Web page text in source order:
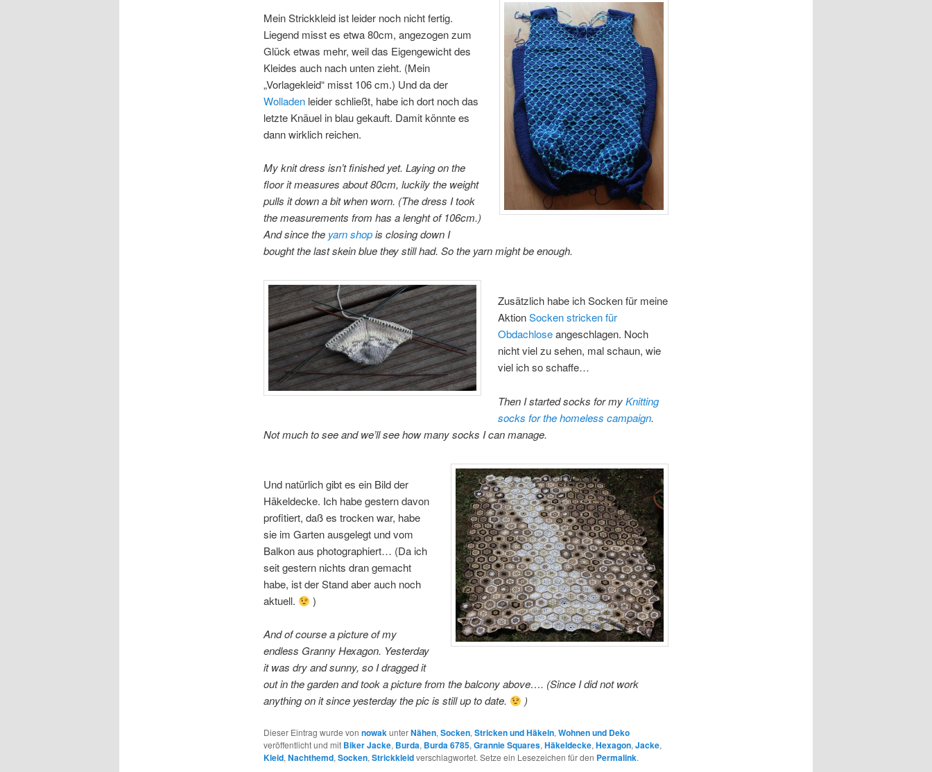
Mein Strickkleid ist leider noch nicht fertig.
Liegend misst es etwa 80cm, angezogen zum
Glück etwas mehr, weil das Eigengewicht des
Kleides auch nach unten zieht. (Mein
„Vorlagekleid“ misst 106 cm.) Und da der
Wolladenleider schließt, habe ich dort noch das
letzte Knäuel in blau gekauft. Damit könnte es
dann wirklich reichen.
My knit dress isn’t finished yet. Laying on the
floor it measures about 80cm, luckily the weight
pulls it down a bit when worn. (The dress I took
the measurements from has a lenght of 106cm.)
And since the yarn shopis closing down I
bought the last skein blue they still had. So the yarn might be enough.
Zusätzlich habe ich Socken für meine
AktionSocken stricken für
Obdachloseangeschlagen. Noch
nicht viel zu sehen, mal schaun, wie
viel ich so schaffe…
Then I started socks for myKnitting
socks for the homeless campaign.
Not much to see and we’ll see how many socks I can manage.
Und natürlich gibt es ein Bild der
Häkeldecke. Ich habe gestern davon
profitiert, daß es trocken war, habe
sie im Garten ausgelegt und vom
Balkon aus photographiert… (Da ich
seit gestern nichts dran gemacht
habe, ist der Stand aber auch noch
aktuell.
)
And of course a picture of my
endless Granny Hexagon. Yesterday
it was dry and sunny, so I dragged it
out in the garden and took a picture from the balcony above…. (Since I did not work
anything on it since yesterday the pic is still up to date.
)
Dieser Eintrag wurde von nowakunterNähen, Socken, Stricken und Häkeln, Wohnen und Deko
veröffentlicht und mit Biker Jacke, Burda, Burda 6785, Grannie Squares, Häkeldecke, Hexagon, Jacke,
Kleid, Nachthemd, Socken, Strickkleidverschlagwortet. Setze ein Lesezeichen für den Permalink.